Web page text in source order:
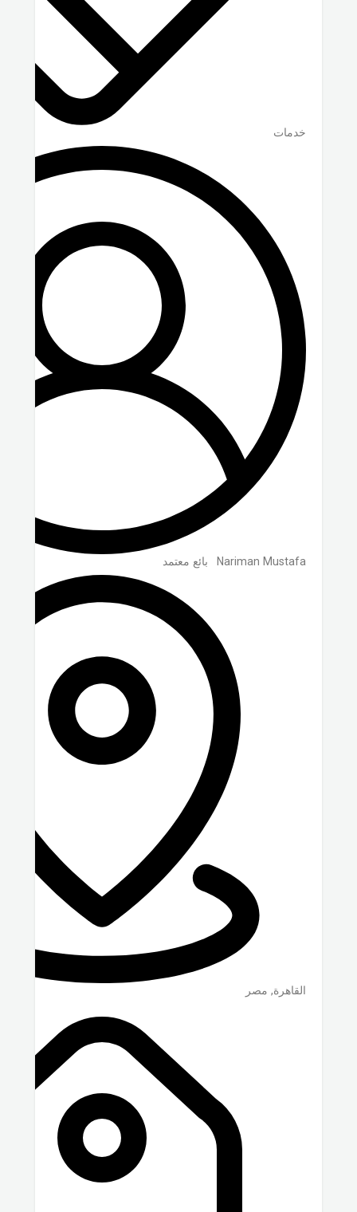
خدمات
Nariman Mustafa بائع معتمد
القاهرة, مصر